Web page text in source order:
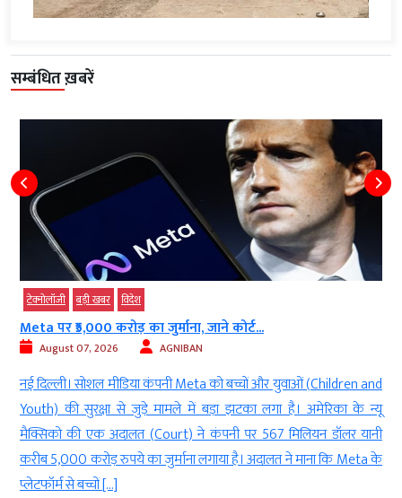
सम्बंधित ख़बरें
टेक्‍नोलॉजी बड़ी खबर विदेश
Meta पर ₹5,000 करोड़ का जुर्माना, जाने कोर्ट...
August 07, 2026 AGNIBAN
नई दिल्ली। सोशल मीडिया कंपनी Meta को बच्चों और युवाओं (Children and
Youth) की सुरक्षा से जुड़े मामले में बड़ा झटका लगा है। अमेरिका के न्यू
मैक्सिको की एक अदालत (Court) ने कंपनी पर 567 मिलियन डॉलर यानी
करीब 5,000 करोड़ रुपये का जुर्माना लगाया है। अदालत ने माना कि Meta के
प्लेटफॉर्म से बच्चों […]